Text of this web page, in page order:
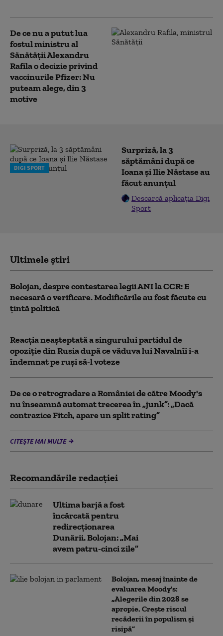
De ce nu a putut lua
fostul ministru al
Sănătății Alexandru
Rafila o decizie privind
vaccinurile Pfizer: Nu
puteam alege, din 3
motive
DIGI SPORT
Surpriză, la 3
săptămâni după ce
Ioana și Ilie Năstase au
făcut anunțul
Descarcă aplicația Digi
Sport
Ultimele știri
Bolojan, despre contestarea legii ANI la CCR: E
necesară o verificare. Modificările au fost făcute cu
țintă politică
Reacția neașteptată a singurului partidul de
opoziţie din Rusia după ce văduva lui Navalnîi i-a
îndemnat pe ruși să-l voteze
De ce o retrogradare a României de către Moody's
nu înseamnă automat trecerea în „junk”: „Dacă
contrazice Fitch, apare un split rating”
CITEȘTE MAI MULTE
Recomandările redacţiei
Ultima barjă a fost
încărcată pentru
redirecționarea
Dunării. Bolojan: „Mai
avem patru-cinci zile”
Bolojan, mesaj înainte de
evaluarea Moody's:
„Alegerile din 2028 se
apropie. Crește riscul
recăderii în populism și
risipă”